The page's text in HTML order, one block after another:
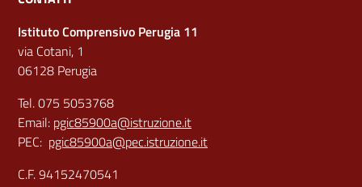
Istituto Comprensivo Perugia 11
via Cotani, 1
06128 Perugia
Tel. 075 5053768
Email: pgic85900a@istruzione.it
PEC: pgic85900a@pec.istruzione.it
C.F. 94152470541